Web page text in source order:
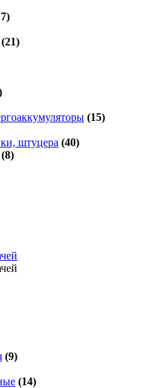
(21)
(15)
штуцера (40)
(8)
(9)
(14)